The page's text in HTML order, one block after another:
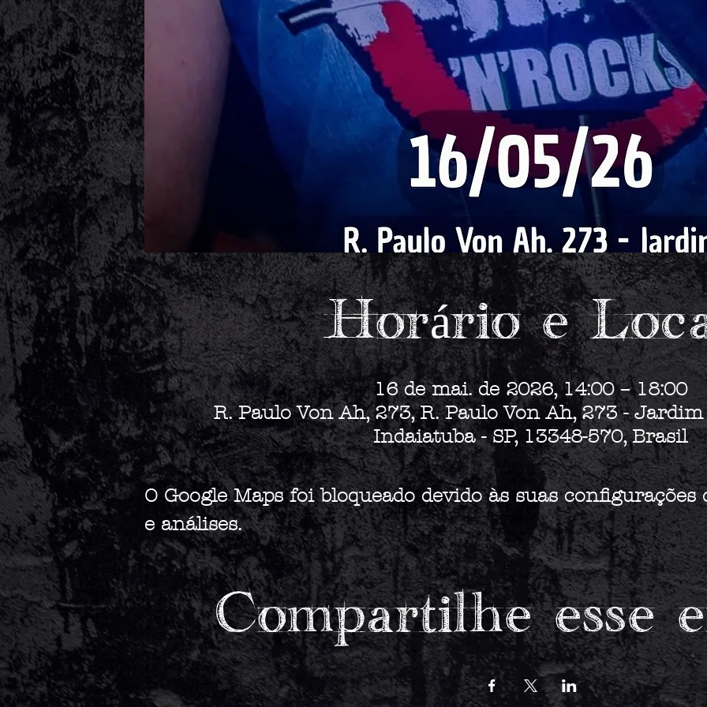
Horário e
16 de mai. de 2026, 14:00 – 18:00
R. Paulo Von Ah, 273, R. Paulo Von Ah, 273 -
Indaiatuba - SP, 13348-570, Brasil
O Google Maps foi bloqueado devido às suas
e análises.
Compartilhe esse